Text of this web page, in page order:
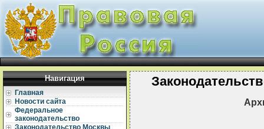
Навигация
Главная
Новости сайта
Федеральное
законодательство
Законодательство Москвы